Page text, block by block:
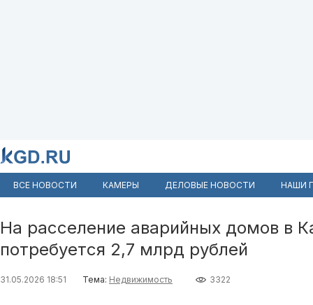
ВСЕ НОВОСТИ КАМЕРЫ ДЕЛОВЫЕ НОВОСТИ НАШИ
На расселение аварийных домов в
потребуется 2,7 млрд рублей
31.05.2026 18:51 Тема: Недвижимость 3322